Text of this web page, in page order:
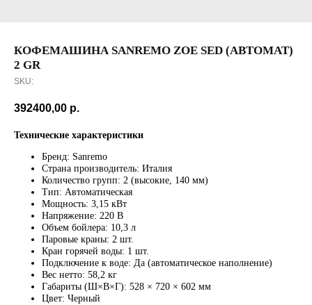
КОФЕМАШИНА SANREMO ZOE SED (АВТОМАТ)
2 GR
SKU:
392400,00 р.
Технические характеристики
Бренд: Sanremo
Страна производитель: Италия
Количество групп: 2 (высокие, 140 мм)
Тип: Автоматическая
Мощность: 3,15 кВт
Напряжение: 220 В
Объем бойлера: 10,3 л
Паровые краны: 2 шт.
Кран горячей воды: 1 шт.
Подключение к воде: Да (автоматическое наполнение)
Вес нетто: 58,2 кг
Габариты (Ш×В×Г): 528 × 720 × 602 мм
Цвет: Черный